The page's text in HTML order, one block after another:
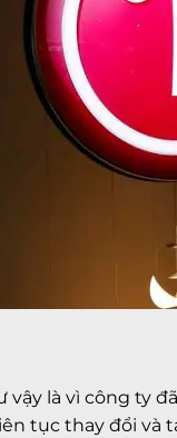
vậy là vì công ty
tục thay đổi và